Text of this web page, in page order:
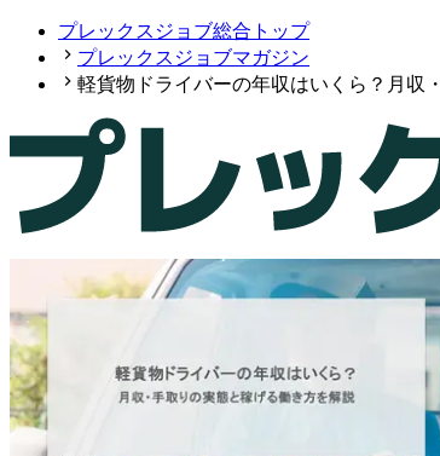
プレックスジョブ総合トップ
プレックスジョブマガジン
軽貨物ドライバーの年収はいくら？月収